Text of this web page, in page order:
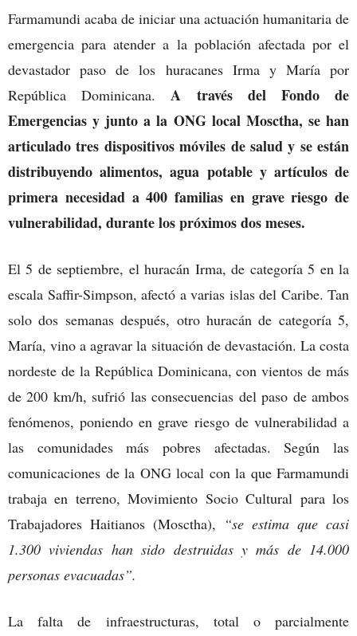
Farmamundi acaba de iniciar una actuación humanitaria de
emergencia para atender a la población afectada por el
devastador paso de los huracanes Irma y María por
República Dominicana.A través del Fondo de
Emergencias y junto a la ONG local Mosctha, se han
articulado tres dispositivos móviles de salud y se están
distribuyendo alimentos, agua potable y artículos de
primera necesidad a 400 familias en grave riesgo de
vulnerabilidad, durante los próximos dos meses.
El 5 de septiembre, el huracán Irma, de categoría 5 en la
escala Saffir-Simpson, afectó a varias islas del Caribe. Tan
solo dos semanas después, otro huracán de categoría 5,
María, vino a agravar la situación de devastación. La costa
nordeste de la República Dominicana, con vientos de más
de 200 km/h, sufrió las consecuencias del paso de ambos
fenómenos, poniendo en grave riesgo de vulnerabilidad a
las comunidades más pobres afectadas. Según las
comunicaciones de la ONG local con la que Farmamundi
trabaja en terreno, Movimiento Socio Cultural para los
Trabajadores Haitianos (Mosctha), “se estima que casi
1.300 viviendas han sido destruidas y más de 14.000
personas evacuadas”.
La falta de infraestructuras, total o parcialmente